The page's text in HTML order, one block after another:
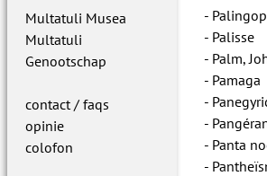
Multatuli Musea
Multatuli
Genootschap
contact / faqs
opinie
colofon
Palisse
Palm,
Pamaga
Panta